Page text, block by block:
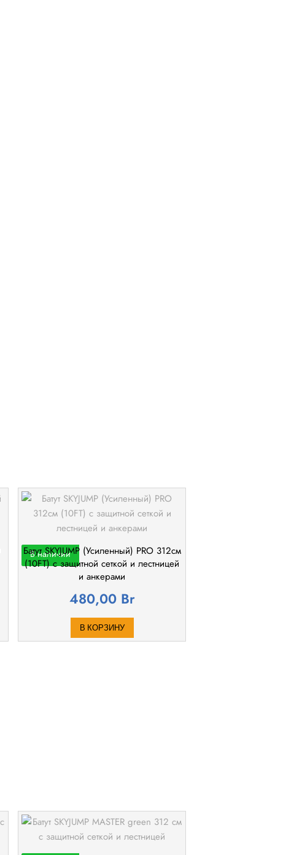
В наличии
Батут SKYJUMP (Усиленный) PRO 312cм
(10FT) с защитной сеткой и лестницей
и анкерами
480,00 Br
В КОРЗИНУ